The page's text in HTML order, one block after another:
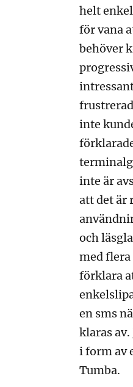
helt
för vana
behöver
inte
inte är
att det är
och
med flera
förklara
en sms
klaras
i form av
Tumba.